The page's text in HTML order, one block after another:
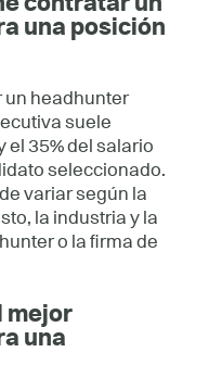
una posición
un headhunter
suele
el 35% del salario
seleccionado.
variar según la
la industria y la
o la firma de
mejor
una